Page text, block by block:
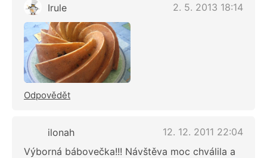
Irule 2. 5. 2013 18:14
Odpovědět
ilonah
12. 12. 2011 22:04
Výborná bábovečka!!! Návštěva moc chválila a